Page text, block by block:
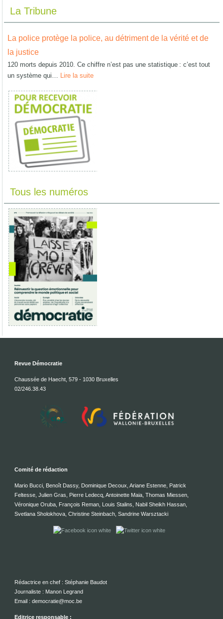
La Tribune
La police protège la police, au détriment de la vérité et de
la justice
120 morts depuis 2010. Ce chiffre n’est pas une statistique : c’est tout
un système qui… Lire la suite
Tous les numéros
Revue Démocratie
Chaussée de Haecht, 579 - 1030 Bruxelles
02/246.38.43
Comité de rédaction
Mario Bucci, Benoît Dassy, Dominique Decoux, Ariane Estenne, Patrick
Feltesse, Julien Gras, Pierre Ledecq, Antoinette Maia, Thomas Miessen,
Véronique Oruba, François Reman, Louis Stalins, Nabil Sheikh Hassan,
Svetlana Sholokhova, Christine Steinbach, Sandrine Warsztacki
Rédactrice en chef : Stéphanie Baudot
Journaliste : Manon Legrand
Email : democratie@moc.be
Editrice responsable :